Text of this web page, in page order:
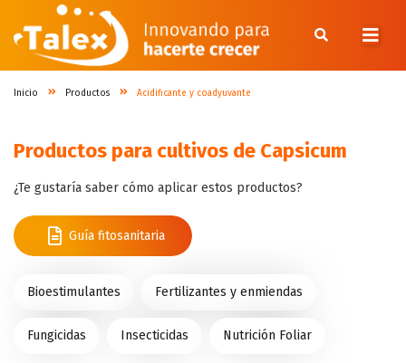
Productos
Cultivos
Blog
Contacto
Inicio Productos Acidificante y coadyuvante
Productos para cultivos de Capsicum
¿Te gustaría saber cómo aplicar estos productos?
Guía fitosanitaria
Bioestimulantes Fertilizantes y enmiendas
Fungicidas Insecticidas Nutrición Foliar